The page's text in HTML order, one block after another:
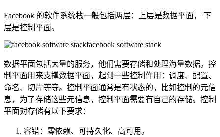
Facebook 的软件系统栈一般包括两层：上层是数据平面， 下
层是控制平面。
facebook software stack
数据平面包括大量的服务，他们需要存储和处理海量数据。控
制平面用来支撑数据平面，起到一些控制作用：调度、配置、
命名、切片等等。控制平面通常是有状态的，比如控制的元信
息，为了存储这些元信息，控制平面需要有自己的存储。控制
平面对存储有以下要求：
容错：零依赖、可持久化、高可用。